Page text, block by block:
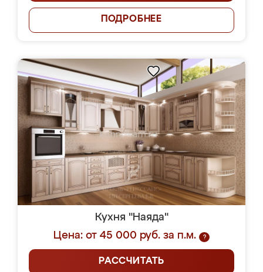
ПОДРОБНЕЕ
Кухня "Наяда"
Цена: от 45 000 руб. за п.м.
?
РАССЧИТАТЬ